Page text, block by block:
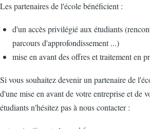
Les partenaires de l'école bénéficient :
d'un accès privilégié aux étudiants
parcours d'approfondissement ...)
mise en avant des offres et traitement en
Si vous souhaitez devenir un partenaire de
d'une mise en avant de votre entreprise et de
étudiants n'hésitez pas à nous contacter :